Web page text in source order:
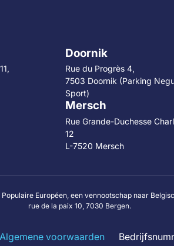
Doornik
Rue du Progrès 4,
7503 Doornik (Parking
Sport)
Mersch
Rue Grande-Duchesse
12
L-7520 Mersch
Européen, een vennootschap naar
rue de la paix 10, 7030 Bergen.
Algemene voorwaarden